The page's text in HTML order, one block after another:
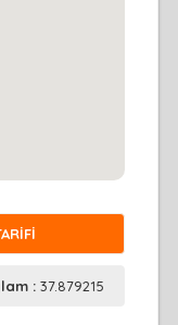
: 37.879215